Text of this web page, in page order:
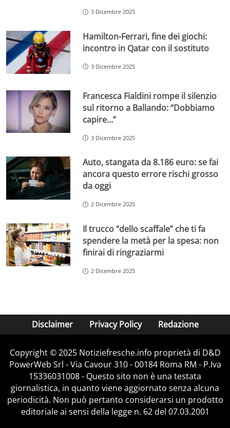
3 Dicembre 2025
Hamilton-Ferrari, fine dei giochi:
incontro in Qatar con il sostituto
3 Dicembre 2025
Francesca Fialdini rompe il silenzio
sul ritorno a Ballando: “Dobbiamo
capire…”
3 Dicembre 2025
Auto, stangata da 8.186 euro: se fai
ancora questo errore rischi grosso
da oggi
2 Dicembre 2025
Il trucco “dello scaffale” che ti fa
spendere la metà per la spesa: non
finirai di ringraziarmi
2 Dicembre 2025
Disclaimer Privacy Policy Redazione
Copyright © 2025 Notiziefresche.info proprietà di D&D
PowerWeb Srl - Via Cavour 310 - 00184 Roma RM - P.Iva
15336031008 - Questo sito non è una testata
giornalistica, in quanto viene aggiornato senza alcuna
periodicità. Non può pertanto considerarsi un prodotto
editoriale ai sensi della legge n. 62 del 07.03.2001